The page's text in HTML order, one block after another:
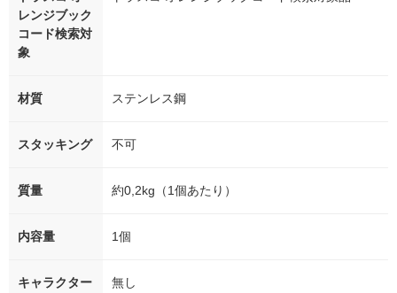
レンジブック
コード検索対
象
材質 ステンレス鋼
スタッキング 不可
質量 約0,2kg（1個あたり）
内容量 1個
キャラクター
無し